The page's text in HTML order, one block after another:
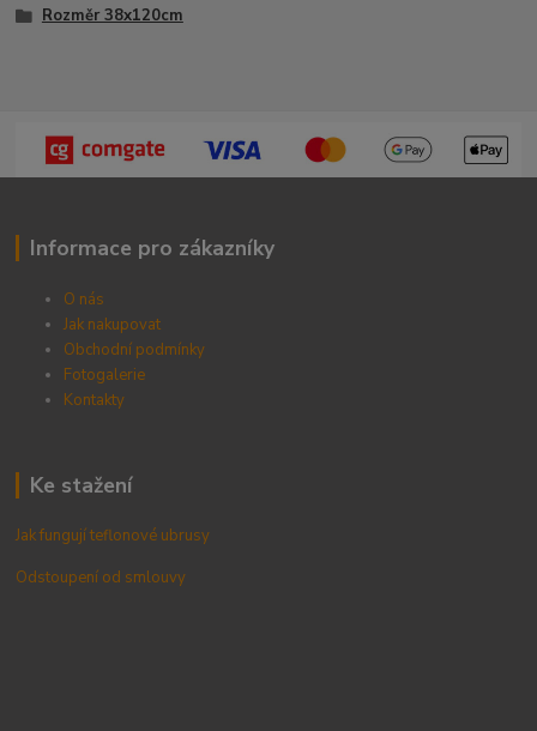
Rozměr 38x120cm
Informace pro zákazníky
O nás
Jak nakupovat
Obchodní podmínky
Fotogalerie
Kontakty
Ke stažení
Jak fungují teflonové ubrusy
Odstoupení od smlouvy